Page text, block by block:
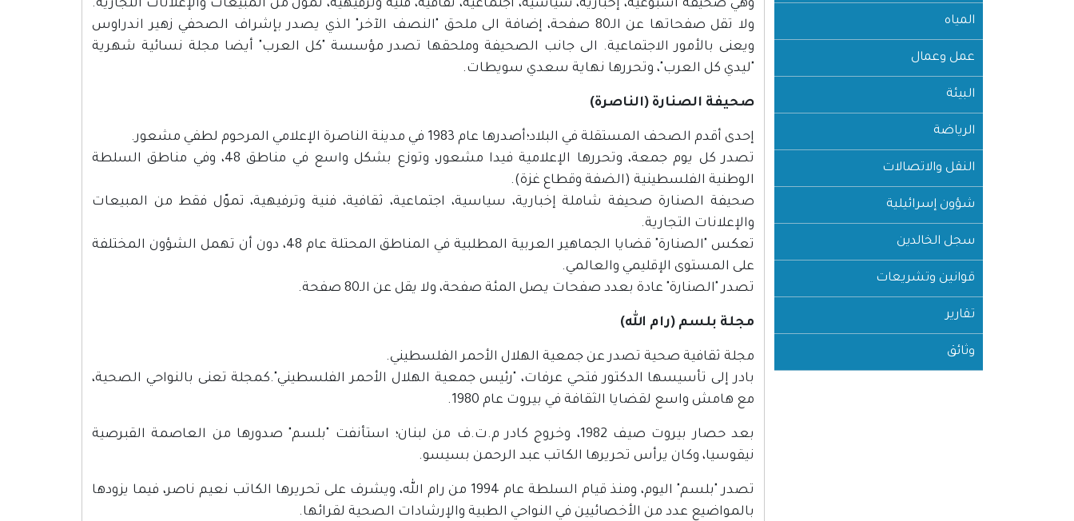
المياه
عمل وعمال
البيئة
الرياضة
النقل والاتصالات
شؤون إسرائيلية
سجل الخالدين
قوانين وتشريعات
تقارير
وثائق
وهي صحيفة أسبوعية، إخبارية، سياسية، اجتماعية، ثقافية، فنية وترفيهية، تمول من المبيعات والإعلانات التجارية.
ولا تقل صفحاتها عن الـ80 صفحة، إضافة الى ملحق "النصف الآخر" الذي يصدر بإشراف الصحفي زهير اندراوس
ويعنى بالأمور الاجتماعية. الى جانب الصحيفة وملحقها تصدر مؤسسة "كل العرب" أيضا مجلة نسائية شهرية
"ليدي كل العرب"، وتحررها نهاية سعدي سويطات.
صحيفة الصنارة (الناصرة)
إحدى أقدم الصحف المستقلة في البلاد؛أصدرها عام 1983 في مدينة الناصرة الإعلامي المرحوم لطفي مشعور.
تصدر كل يوم جمعة، وتحررها الإعلامية فيدا مشعور، وتوزع بشكل واسع في مناطق 48، وفي مناطق السلطة
الوطنية الفلسطينية (الضفة وقطاع غزة).
صحيفة الصنارة صحيفة شاملة إخبارية، سياسية، اجتماعية، ثقافية، فنية وترفيهية، تموّل فقط من المبيعات
والإعلانات التجارية.
تعكس "الصنارة" قضايا الجماهير العربية المطلبية في المناطق المحتلة عام 48، دون أن تهمل الشؤون المختلفة
على المستوى الإقليمي والعالمي.
تصدر "الصنارة" عادة بعدد صفحات يصل المئة صفحة، ولا يقل عن الـ80 صفحة.
مجلة بلسم (رام الله)
مجلة ثقافية صحية تصدر عن جمعية الهلال الأحمر الفلسطيني.
بادر إلى تأسيسها الدكتور فتحي عرفات، "رئيس جمعية الهلال الأحمر الفلسطيني".كمجلة تعنى بالنواحي الصحية،
مع هامش واسع لقضايا الثقافة في بيروت عام 1980.
بعد حصار بيروت صيف 1982، وخروج كادر م.ت.ف من لبنان؛ استأنفت "بلسم" صدورها من العاصمة القبرصية
نيقوسيا، وكان يرأس تحريرها الكاتب عبد الرحمن بسيسو.
تصدر "بلسم" اليوم، ومنذ قيام السلطة عام 1994 من رام الله، ويشرف على تحريرها الكاتب نعيم ناصر، فيما يزودها
بالمواضيع عدد من الأخصائيين في النواحي الطبية والإرشادات الصحية لقرائها.